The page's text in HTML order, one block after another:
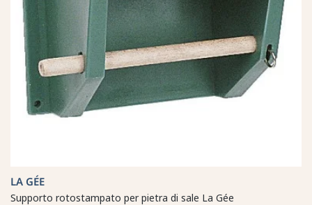
LA GÉE
Supporto rotostampato per pietra di sale La Gée